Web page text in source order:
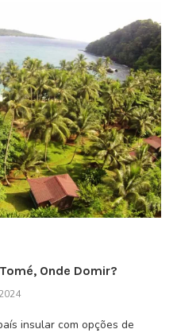
Onde Domir?
insular com opções de